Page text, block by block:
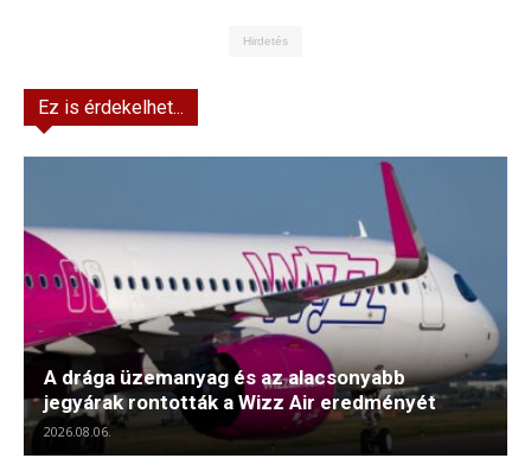
Hirdetés
Ez is érdekelhet...
A drága üzemanyag és az alacsonyabb
jegyárak rontották a Wizz Air eredményét
2026.08.06.